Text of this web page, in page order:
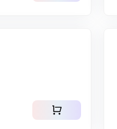
shopping_cart